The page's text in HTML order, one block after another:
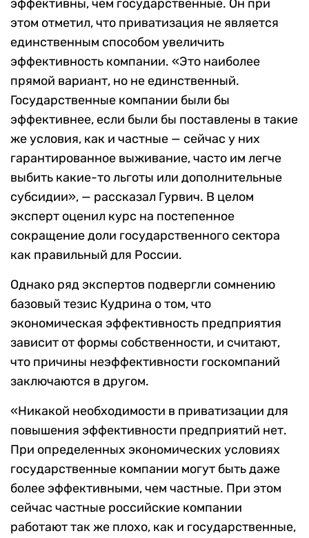
эффективны, чем государственные. Он при
этом отметил, что приватизация не является
единственным способом увеличить
эффективность компании. «Это наиболее
прямой вариант, но не единственный.
Государственные компании были бы
эффективнее, если были бы поставлены в такие
же условия, как и частные — сейчас у них
гарантированное выживание, часто им легче
выбить какие-то льготы или дополнительные
субсидии», — рассказал Гурвич. В целом
эксперт оценил курс на постепенное
сокращение доли государственного сектора
как правильный для России.
Однако ряд экспертов подвергли сомнению
базовый тезис Кудрина о том, что
экономическая эффективность предприятия
зависит от формы собственности, и считают,
что причины неэффективности госкомпаний
заключаются в другом.
«Никакой необходимости в приватизации для
повышения эффективности предприятий нет.
При определенных экономических условиях
государственные компании могут быть даже
более эффективными, чем частные. При этом
сейчас частные российские компании
работают так же плохо, как и государственные,